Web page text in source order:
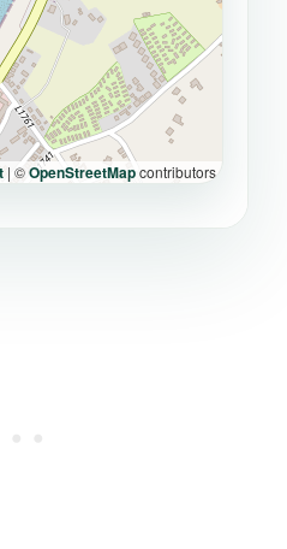
| ©OpenStreetMapcontributors